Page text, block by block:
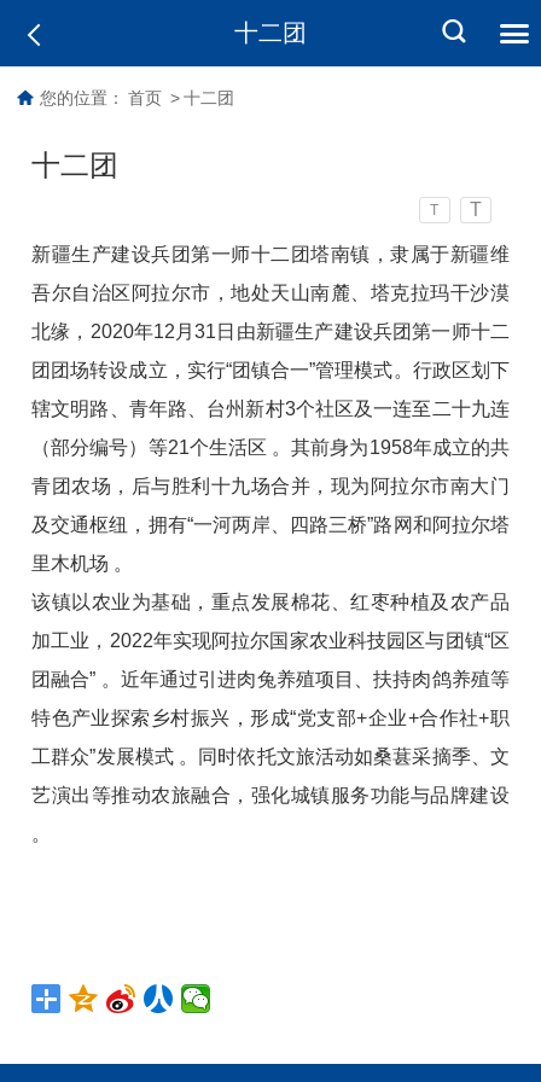
十二团
您的位置： 首页 > 十二团
十二团
T T
新疆生产建设兵团第一师十二团塔南镇，隶属于新疆维
吾尔自治区阿拉尔市，地处天山南麓、塔克拉玛干沙漠
北缘，2020年12月31日由新疆生产建设兵团第一师十二
团团场转设成立，实行“团镇合一”管理模式。行政区划下
辖文明路、青年路、台州新村3个社区及一连至二十九连
（部分编号）等21个生活区 。其前身为1958年成立的共
青团农场，后与胜利十九场合并，现为阿拉尔市南大门
及交通枢纽，拥有“一河两岸、四路三桥”路网和阿拉尔塔
里木机场 。
该镇以农业为基础，重点发展棉花、红枣种植及农产品
加工业，2022年实现阿拉尔国家农业科技园区与团镇“区
团融合” 。近年通过引进肉兔养殖项目、扶持肉鸽养殖等
特色产业探索乡村振兴，形成“党支部+企业+合作社+职
工群众”发展模式 。同时依托文旅活动如桑葚采摘季、文
艺演出等推动农旅融合，强化城镇服务功能与品牌建设
。